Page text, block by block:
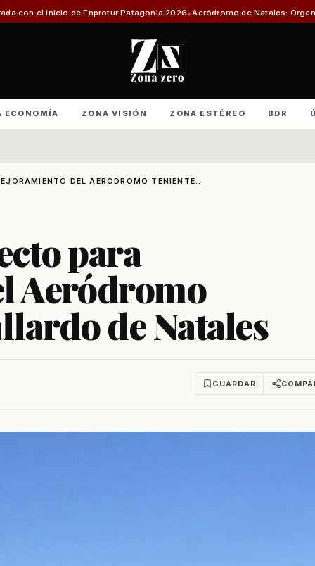
Patagonia 2026 Aeródromo de Natales: Organizaciones
ECONOMÍA ZONA VISIÓN ZONA ESTÉREO BDR
DEL AERÓDROMO TENIENTE...
para
Aeródromo
de Natales
GUARDAR